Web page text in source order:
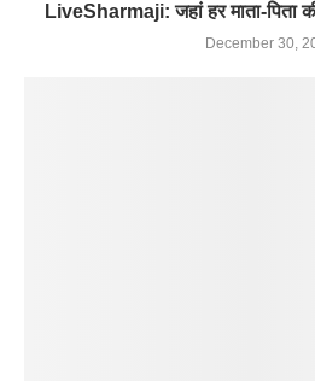
LiveSharmaji: जहां हर माता-पिता
December 30,